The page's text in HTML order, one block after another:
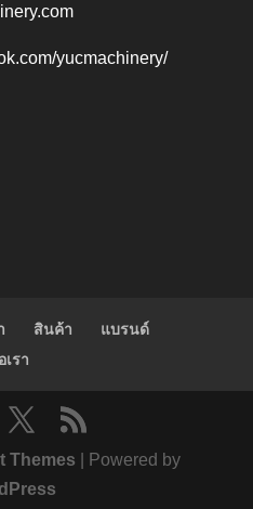
yucmachinery/
สินค้า
แบรนด์
เรา
Themes | Powered by